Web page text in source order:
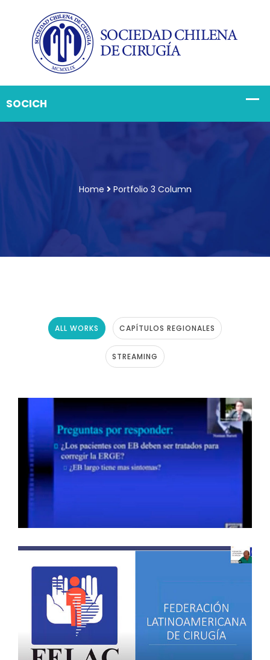
Home Portfolio 3 Column
ALL WORKS CAPÍTULOS REGIONALES
STREAMING
SEMINARIO WEB: “ESÓFAGO DE
BARRETT LARGO” (EFECTUADO EL
WEBINAR: CIRUGÍA DE URGENCIA
EN TIEMPOS DE PANDEMIA
(EFECTUADO EL 10 DE ABRIL DE
Streaming